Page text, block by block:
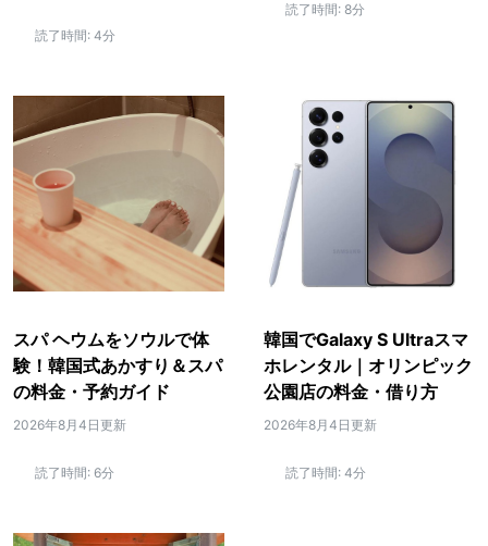
読了時間: 4分
読了時間: 8分
スパ ヘウムをソウルで体
験！韓国式あかすり＆スパ
の料金・予約ガイド
2026年8月4日更新
読了時間: 6分
韓国でGalaxy S Ultraスマ
ホレンタル｜オリンピック
公園店の料金・借り方
2026年8月4日更新
読了時間: 4分